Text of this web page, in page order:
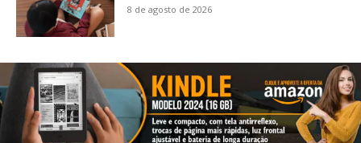
8 de agosto de 2026